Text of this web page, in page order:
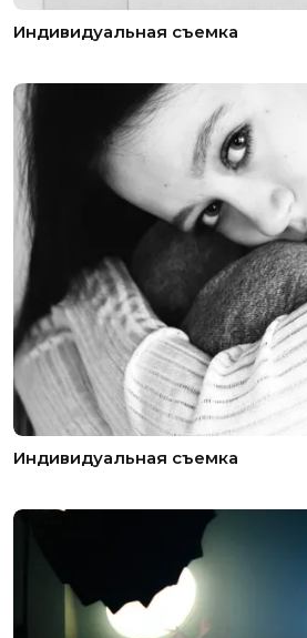
Индивидуальная съемка
Индивидуальная съемка